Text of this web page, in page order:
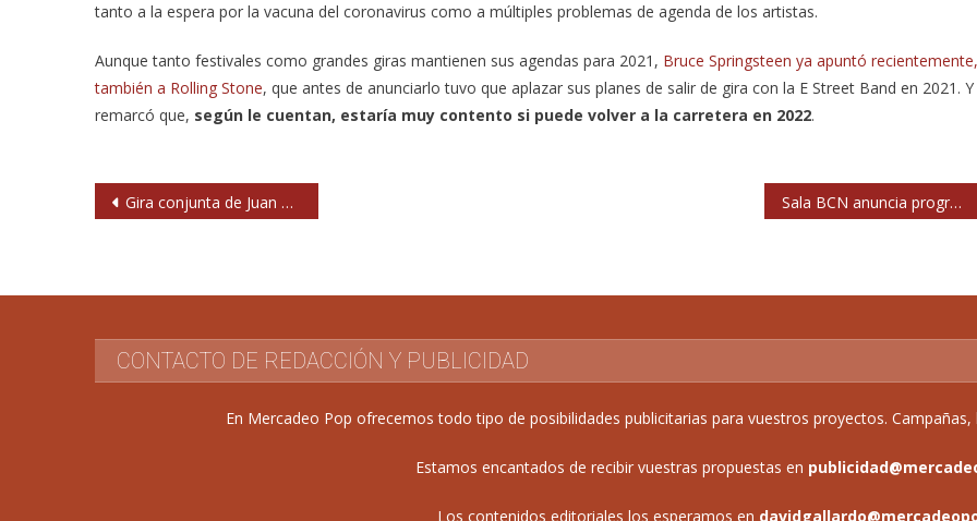
tanto a la espera por la vacuna del coronavirus como a múltiples problemas de agenda de los artistas.
Aunque tanto festivales como grandes giras mantienen sus agendas para 2021, Bruce Springsteen ya apuntó recientemente,
también a Rolling Stone, que antes de anunciarlo tuvo que aplazar sus planes de salir de gira con la E Street Band en 2021. Y
remarcó que, según le cuentan, estaría muy contento si puede volver a la carretera en 2022.
Navegación
Gira conjunta de Juan Zelada, Julián Maeso, Adrián Costa y Alberto Anaut Sala BCN anuncia programación de otoño en el Castillo de Montjuic
CONTACTO DE REDACCIÓN Y PUBLICIDAD
En Mercadeo Pop ofrecemos todo tipo de posibilidades publicitarias para vuestros proyectos. Campañas,
Estamos encantados de recibir vuestras propuestas en
Los contenidos editoriales los esperamos en